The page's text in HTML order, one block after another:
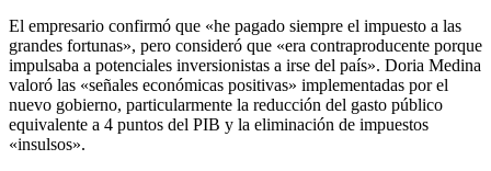
El empresario confirmó que «he pagado siempre el impuesto a las
grandes fortunas», pero consideró que «era contraproducente porque
impulsaba a potenciales inversionistas a irse del país». Doria Medina
valoró las «señales económicas positivas» implementadas por el
nuevo gobierno, particularmente la reducción del gasto público
equivalente a 4 puntos del PIB y la eliminación de impuestos
«insulsos».